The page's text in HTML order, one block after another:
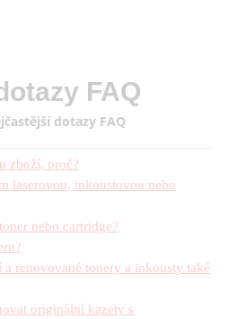
FAQ
dotazy FAQ
zboží, proč?
laserovou, inkoustovou nebo
nebo cartridge?
renovované tonery a inkousty také
originální kazety s